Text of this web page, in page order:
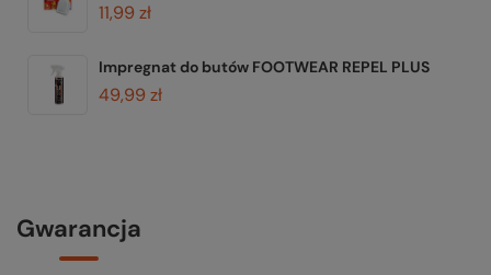
11,99 zł
Impregnat do butów FOOTWEAR REPEL PLUS
49,99 zł
Gwarancja